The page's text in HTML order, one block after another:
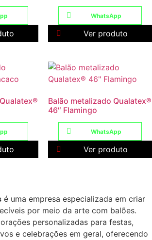
WhatsApp
Ver produto
Balão metalizado Qualatex®
46″ Flamingo
WhatsApp
Ver produto
é uma empresa especializada em criar
por meio da arte com balões.
personalizadas para festas,
e celebrações em geral, oferecendo